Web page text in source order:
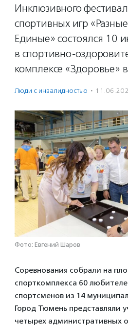
Инклюзивного
спортивных игр
Единые» состоялся 10
в спортивно-
комплексе «Здоровье»
Люди с инвалидностью ·
Фото: Евгений Шаров
Соревнования собрали на
спорткомплекса 60
спортсменов из 14
Город Тюмень представляли
четырех административных